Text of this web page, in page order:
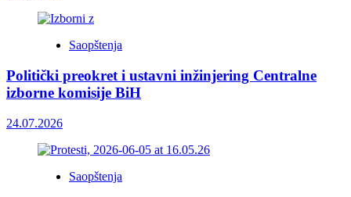
Saopštenja
Politički preokret i ustavni inžinjering Centralne
izborne komisije BiH
24.07.2026
Saopštenja